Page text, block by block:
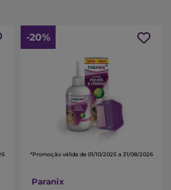
-20%
*Promoção válida de 01/10/2025 a 31/08/2026
Paranix